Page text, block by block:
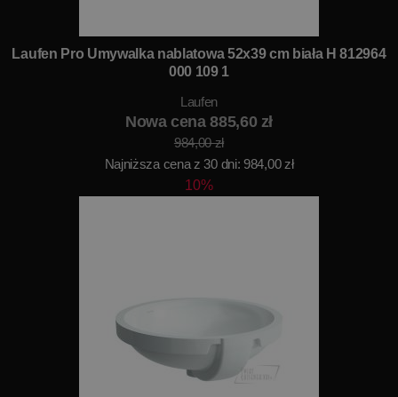
Laufen Pro Umywalka nablatowa 52x39 cm biała H 812964
000 109 1
Laufen
Nowa cena 885,60 zł
984,00 zł
Najniższa cena z 30 dni: 984,00 zł
10%